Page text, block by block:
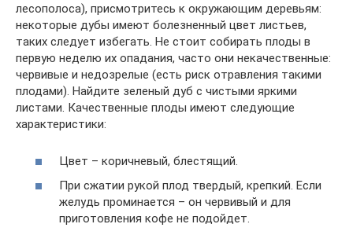
лесополоса), присмотритесь к окружающим деревьям:
некоторые дубы имеют болезненный цвет листьев,
таких следует избегать. Не стоит собирать плоды в
первую неделю их опадания, часто они некачественные:
червивые и недозрелые (есть риск отравления такими
плодами). Найдите зеленый дуб с чистыми яркими
листами. Качественные плоды имеют следующие
характеристики:
Цвет – коричневый, блестящий.
При сжатии рукой плод твердый, крепкий. Если
желудь проминается – он червивый и для
приготовления кофе не подойдет.